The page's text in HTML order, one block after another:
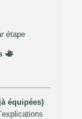
étape
équipées)